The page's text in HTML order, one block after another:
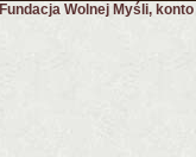
Fundacja Wolnej Myśli,